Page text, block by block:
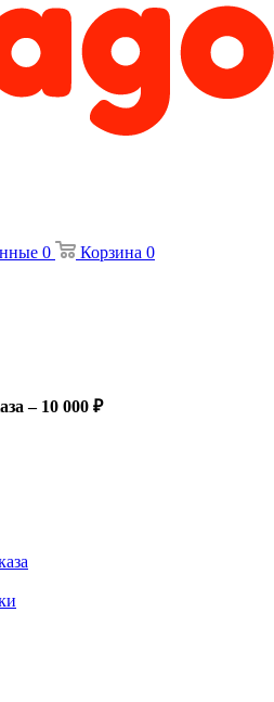
0 Корзина 0
– 10 000 ₽